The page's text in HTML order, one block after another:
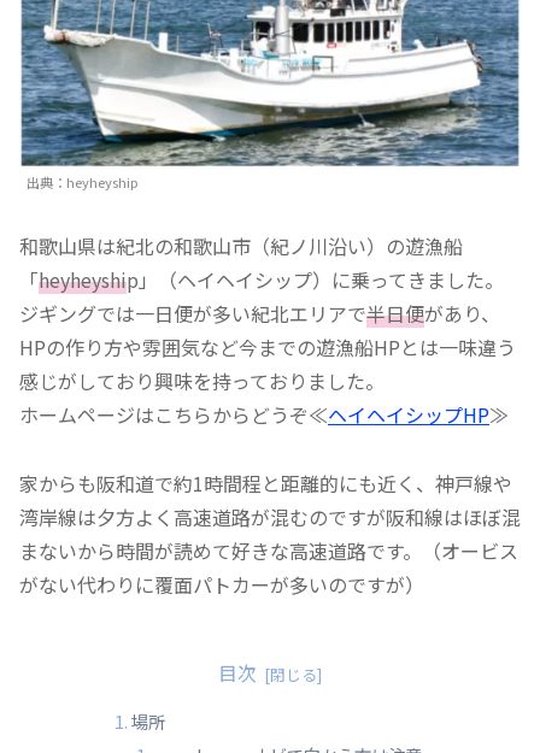
出典：heyheyship
和歌山県は紀北の和歌山市（紀ノ川沿い）の遊漁船
「heyheyship」（ヘイヘイシップ）に乗ってきました。
ジギングでは一日便が多い紀北エリアで半日便があり、
HPの作り方や雰囲気など今までの遊漁船HPとは一味違う
感じがしており興味を持っておりました。
ホームページはこちらからどうぞ≪ヘイヘイシップHP≫
家からも阪和道で約1時間程と距離的にも近く、神戸線や
湾岸線は夕方よく高速道路が混むのですが阪和線はほぼ混
まないから時間が読めて好きな高速道路です。（オービス
がない代わりに覆面パトカーが多いのですが）
目次
場所